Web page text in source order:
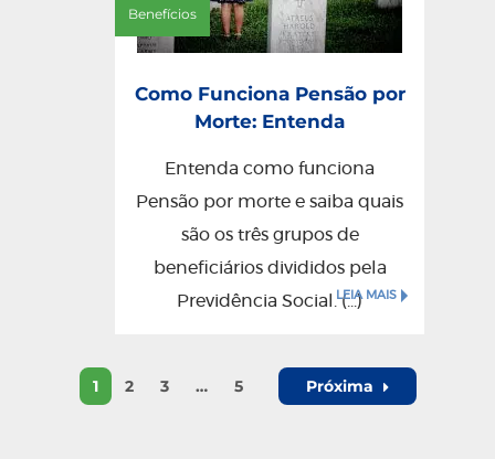
Benefícios
Como Funciona Pensão por
Morte: Entenda
Entenda como funciona
Pensão por morte e saiba quais
são os três grupos de
beneficiários divididos pela
Previdência Social. (...)LEIA MAIS
1 2 3 … 5 Próxima